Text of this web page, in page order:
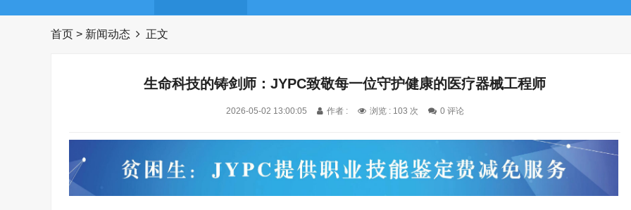
首页 > 新闻动态 正文
生命科技的铸剑师：JYPC致敬每一位守护健康的医疗器械工程师
2026-05-02 13:00:05 作者 : 浏览 : 103 次 0 评论